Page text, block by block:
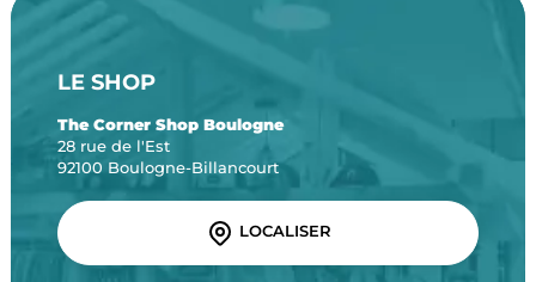
LE SHOP
The Corner Shop Boulogne
28 rue de l'Est
92100 Boulogne-Billancourt
LOCALISER